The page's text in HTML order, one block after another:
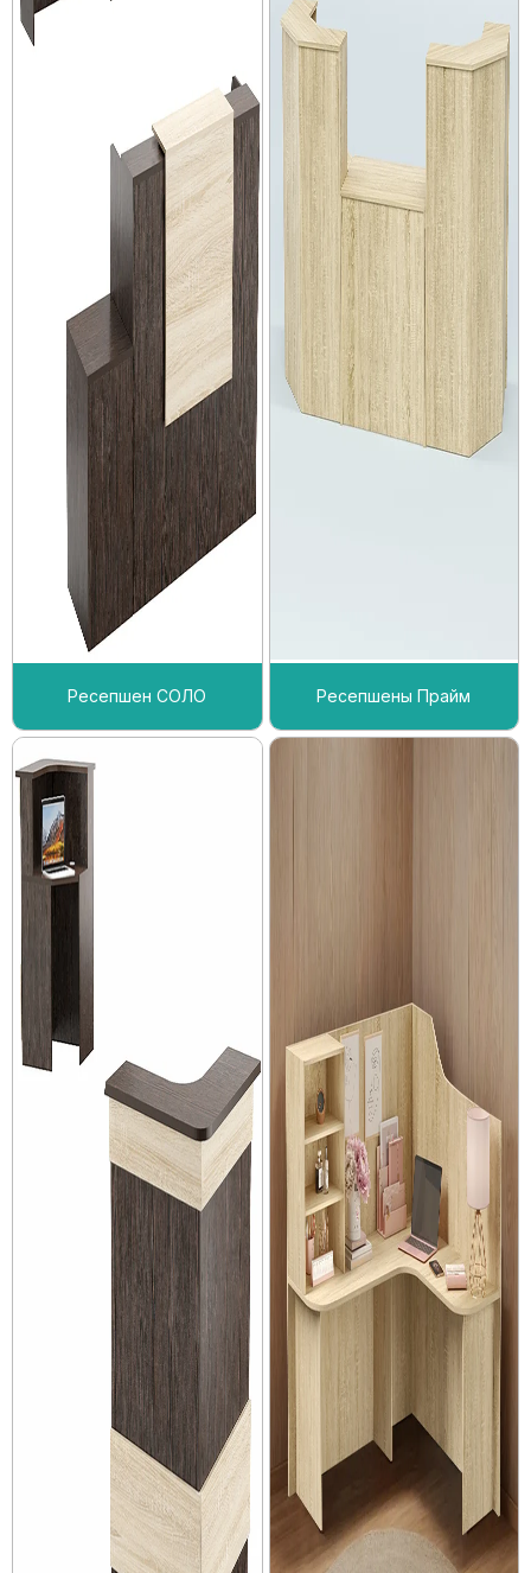
Ресепшен СОЛО Ресепшены Прайм